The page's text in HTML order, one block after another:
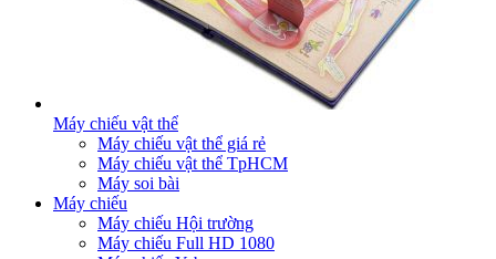
Máy chiếu vật thể
Máy chiếu vật thể giá rẻ
Máy chiếu vật thể TpHCM
Máy soi bài
Máy chiếu
Máy chiếu Hội trường
Máy chiếu Full HD 1080